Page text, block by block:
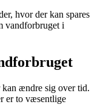
hvor der kan spares
vandforbruget i
ændre sig over tid.
er to væsentlige